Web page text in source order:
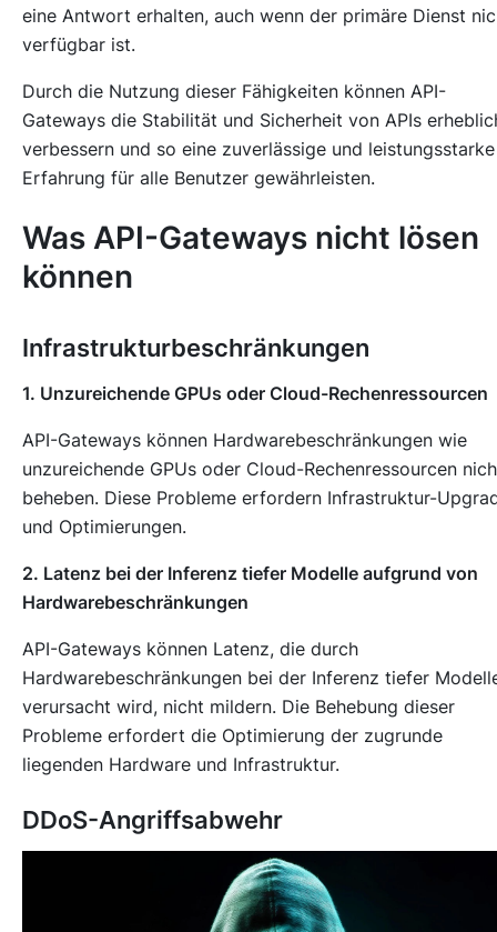
eine Antwort erhalten, auch wenn der primäre Dienst
verfügbar ist.
Durch die Nutzung dieser Fähigkeiten können API-
Gateways die Stabilität und Sicherheit von APIs
verbessern und so eine zuverlässige und leistungsstarke
Erfahrung für alle Benutzer gewährleisten.
Was API-Gateways nicht lösen
können
Infrastrukturbeschränkungen
1. Unzureichende GPUs oder Cloud-Rechenressourcen
API-Gateways können Hardwarebeschränkungen wie
unzureichende GPUs oder Cloud-Rechenressourcen
beheben. Diese Probleme erfordern Infrastruktur-
und Optimierungen.
2. Latenz bei der Inferenz tiefer Modelle aufgrund von
Hardwarebeschränkungen
API-Gateways können Latenz, die durch
Hardwarebeschränkungen bei der Inferenz tiefer
verursacht wird, nicht mildern. Die Behebung dieser
Probleme erfordert die Optimierung der zugrunde
liegenden Hardware und Infrastruktur.
DDoS-Angriffsabwehr